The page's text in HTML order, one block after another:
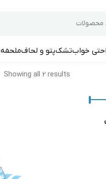
خوابتشکپتو و لحافملحفه
Showing all 2 results